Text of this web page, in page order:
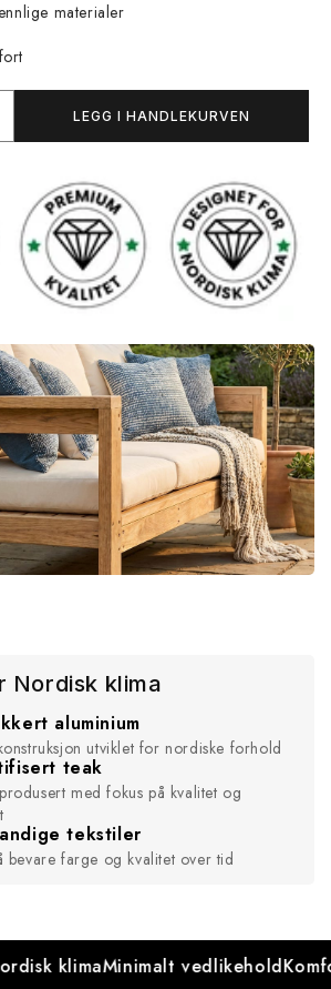
materialer
LEGG I HANDLEKURVEN
Nordisk klima
aluminium
utviklet for nordiske forhold
teak
med fokus på kvalitet og
tekstiler
bevare farge og kvalitet over tid
klimaMinimalt vedlikehold